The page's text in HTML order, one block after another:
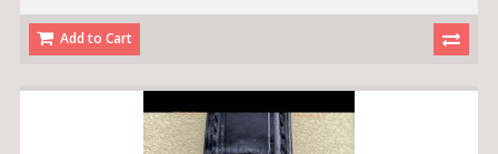
Add to Cart